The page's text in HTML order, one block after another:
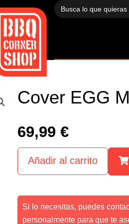
Buscar:
Cover EGG
69,99 €
Añadir al carrito
Si lo necesitas, puedes
personalmente para que te